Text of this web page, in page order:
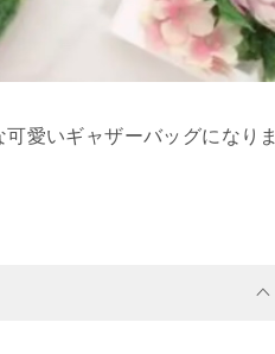
愛いギャザーバッグになりま